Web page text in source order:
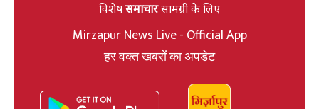
विशेषसमाचारसामग्री के लिए
Mirzapur News Live - Official App
हर वक्त खबरों का अपडेट